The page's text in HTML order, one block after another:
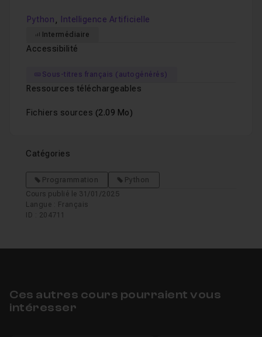
Python , Intelligence Artificielle
Intermédiaire
Accessibilité
Sous-titres français (autogénérés)
Ressources téléchargeables
Fichiers sources (2.09 Mo)
Catégories
Programmation
Python
Cours publié le 31/01/2025
Langue : Français
ID : 204711
Ces autres cours pourraient vous
intéresser